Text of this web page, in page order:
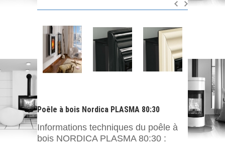
Poêle à bois Nordica PLASMA 80:30
Informations techniques du poêle à
bois NORDICA PLASMA 80:30 :